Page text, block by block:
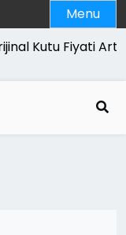
Menu
Kutu Fiyati Artirir